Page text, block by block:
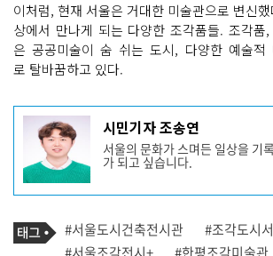
이처럼, 현재 서울은 거대한 미술관으로 변신
상에서 만나게 되는 다양한 조각품들. 조각품
은 공공미술이 숨 쉬는 도시, 다양한 예술적
로 탈바꿈하고 있다.
기
성
자
프
필
시민기자 조송연
서울의 문화가 스며든 일상을 기
가 되고 싶습니다.
기
사
관
태
그
#서울도시건축전시관
#조각도시